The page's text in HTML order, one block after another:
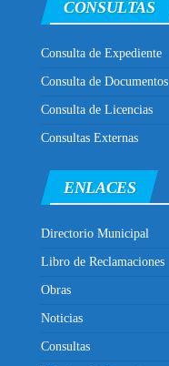
CONSULTAS
Consulta de Expediente
Consulta de Documentos
Consulta de Licencias
Consultas Externas
ENLACES
Directorio Municipal
Libro de Reclamaciones
Obras
Noticias
Consultas